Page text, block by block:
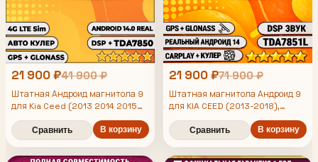
21 900 ₽41 900 ₽
Штатная Андроид магнитола 9
для Kia Ceed (2013 2014 2015
2016 2017 2018), рамка черная
глянцевая, TS105 8 ядер, 4/64гб,
Qled Incell, CarPlay/Android
Auto, Gps/Глонасс
Сравнить В корзину
21 900 ₽71 900 ₽
Штатная магнитола Андроид 9
для KIA CEED (2013-2018),
рамка черная матовая, 4/64гб,
DSP, Topway TS105,
беспроводной CarPlay и Android
Auto, GPS и ГЛОНАСС
Сравнить В корзину